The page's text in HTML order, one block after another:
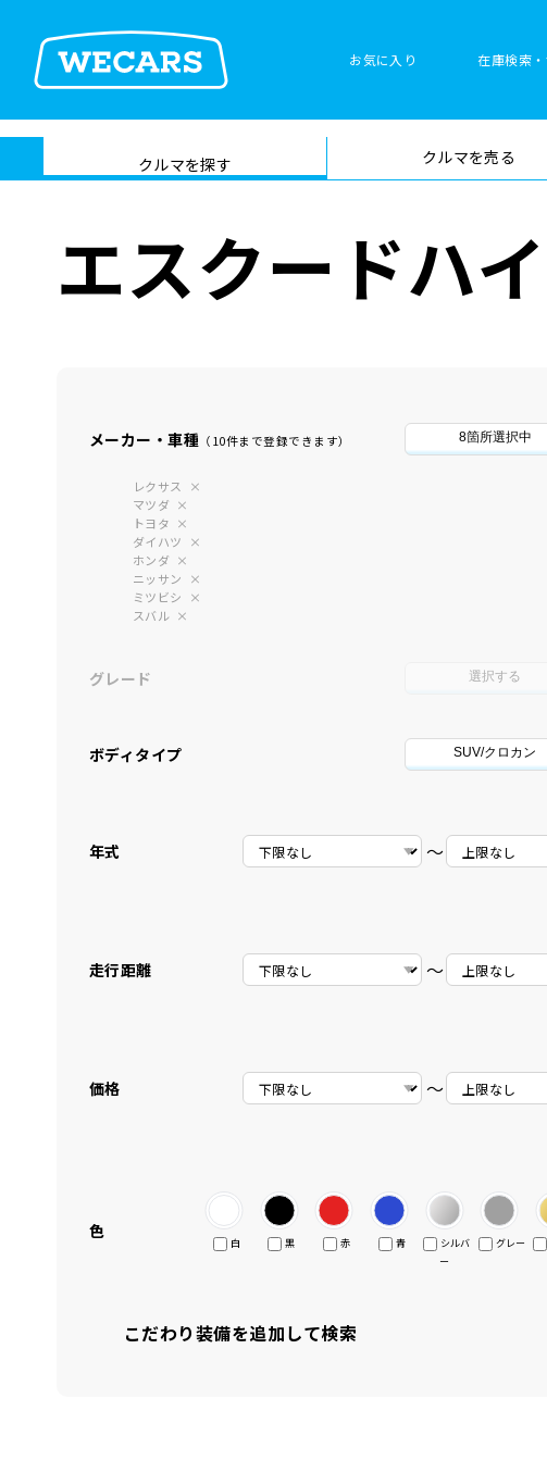
お気に入り 在庫検索
在庫検索
サイト内検
索
クルマを探す クルマを売る
エスクードハ
メーカー・車種 （10件まで登録できます） 8箇所選択中
レクサス
マツダ
トヨタ
ダイハツ
ホンダ
ニッサン
ミツビシ
スバル
グレード 選択する
ボディタイプ SUV/クロカン
年式 〜
走行距離 〜
価格 〜
色
白 黒 赤 青
シルバ
ー
グレー
こだわり装備を追加して検索